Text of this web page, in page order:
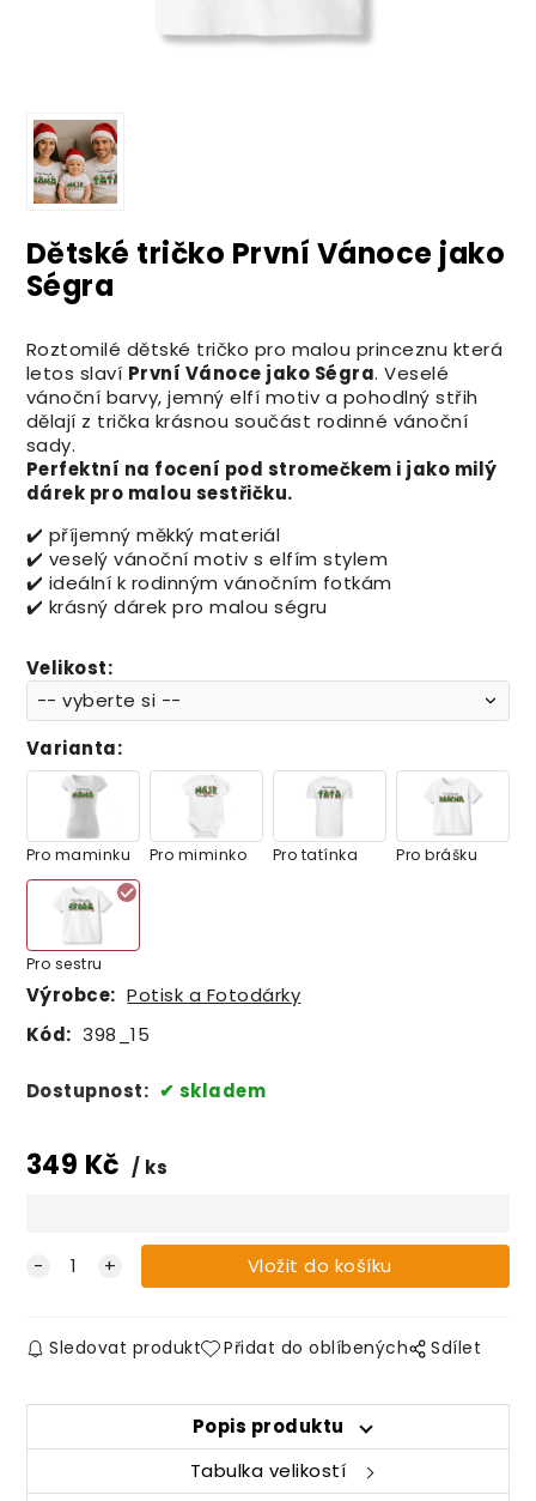
Dětské tričko První Vánoce jako
Ségra
Roztomilé dětské tričko pro malou princeznu která
letos slaví První Vánoce jako Ségra. Veselé
vánoční barvy, jemný elfí motiv a pohodlný střih
dělají z trička krásnou součást rodinné vánoční
sady.
Perfektní na focení pod stromečkem i jako milý
dárek pro malou sestřičku.
✔️ příjemný měkký materiál
✔️ veselý vánoční motiv s elfím stylem
✔️ ideální k rodinným vánočním fotkám
✔️ krásný dárek pro malou ségru
Velikost:
Varianta:
Pro maminku Pro miminko Pro tatínka Pro brášku
Pro sestru
Výrobce: Potisk a Fotodárky
Kód: 398_15
Dostupnost: skladem
349 Kč ks
Sledovat produkt Přidat do oblíbených Sdílet
Popis produktu
Tabulka velikostí